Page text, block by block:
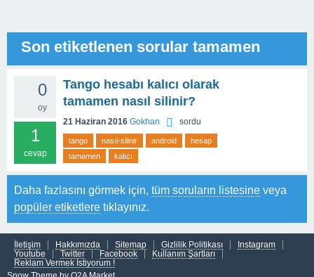
Son etiketlenen sorular tamamen
0
oy
1
cevap
Tango hesabı kalıcı olarak
tamamen nasıl silinir?
21 Haziran 2016 Gokhan sordu
tango nasıl-silinir android
hesap
tamamen
kalıcı
Daha fazlasını görmek için, tüm soruların listesine veya
popüler etiketlere tıklayınız.
İletişim Hakkımızda Sitemap Gizlilik Politikası
Instagram
Youtube
Twitter Facebook
Kullanım Şartları
Reklam Vermek İstiyorum !